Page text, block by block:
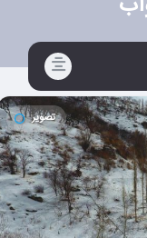
تصویر